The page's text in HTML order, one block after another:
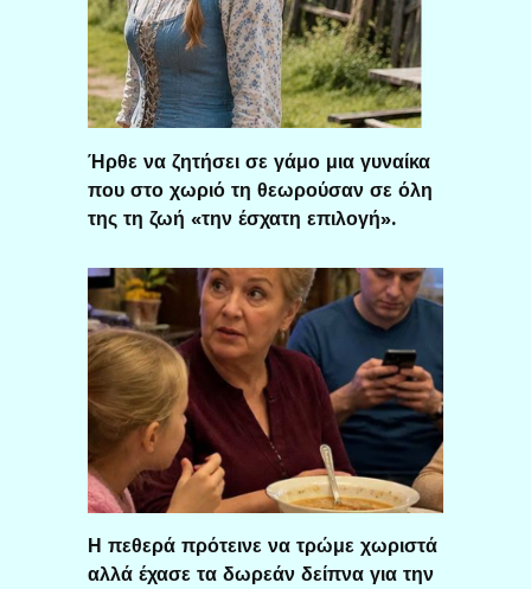
Ήρθε να ζητήσει σε γάμο μια γυναίκα
που στο χωριό τη θεωρούσαν σε όλη
της τη ζωή «την έσχατη επιλογή».
Η πεθερά πρότεινε να τρώμε χωριστά
αλλά έχασε τα δωρεάν δείπνα για την